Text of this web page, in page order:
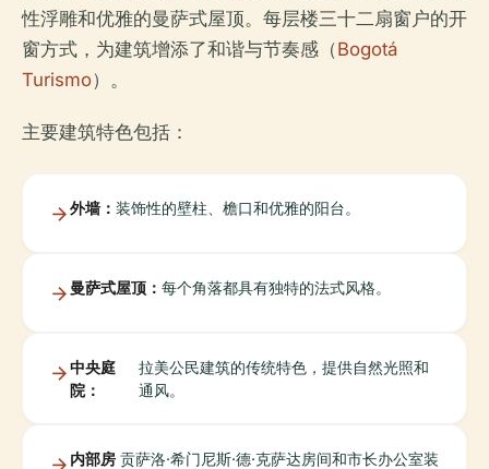
性浮雕和优雅的曼萨式屋顶。每层楼三十二扇窗户的开
窗方式，为建筑增添了和谐与节奏感（Bogotá
Turismo）。
主要建筑特色包括：
外墙： 装饰性的壁柱、檐口和优雅的阳台。
曼萨式屋顶： 每个角落都具有独特的法式风格。
中央庭
院：
拉美公民建筑的传统特色，提供自然光照和
通风。
内部房 贡萨洛·希门尼斯·德·克萨达房间和市长办公室装